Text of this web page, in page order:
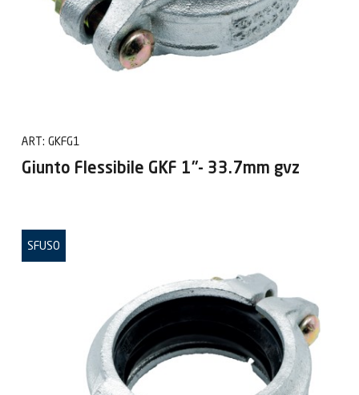
ART: GKFG1
Giunto Flessibile GKF 1"- 33.7mm gvz
SFUSO